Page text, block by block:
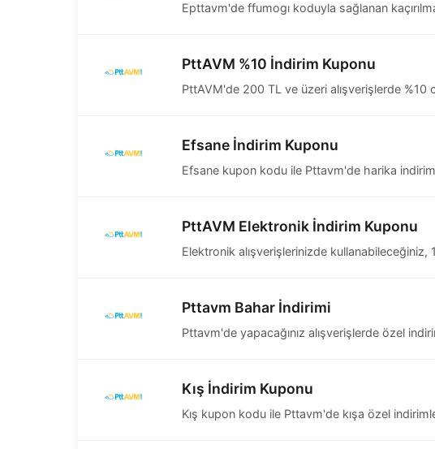
Epttavm'de ffumogı koduyla sağlanan
PttAVM %10 İndirim Kuponu
PttAVM'de 200 TL ve üzeri alışverişlerde
Efsane İndirim Kuponu
Efsane kupon kodu ile Pttavm'de harika
PttAVM Elektronik İndirim Kuponu
Elektronik alışverişlerinizde
Pttavm Bahar İndirimi
Pttavm'de yapacağınız alışverişlerde özel
Kış İndirim Kuponu
Kış kupon kodu ile Pttavm'de kışa özel